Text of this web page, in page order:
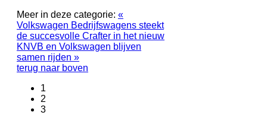
Meer in deze categorie: «
Volkswagen Bedrijfswagens steekt
de succesvolle Crafter in het nieuw
KNVB en Volkswagen blijven
samen rijden »
terug naar boven
1
2
3